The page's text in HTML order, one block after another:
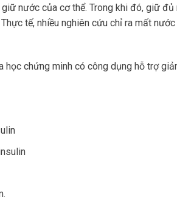
nước của cơ thể. Trong khi đó, giữ
tế, nhiều nghiên cứu chỉ ra mất
học chứng minh có công dụng hỗ trợ